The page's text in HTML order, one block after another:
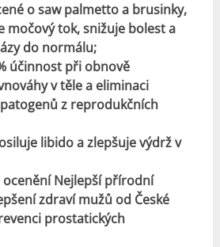
o saw palmetto a brusinky,
močový tok, snižuje bolest a
do normálu;
účinnost při obnově
v těle a eliminaci
z reprodukčních
libido a zlepšuje výdrž v
ocenění Nejlepší přírodní
zdraví mužů od České
prostatických